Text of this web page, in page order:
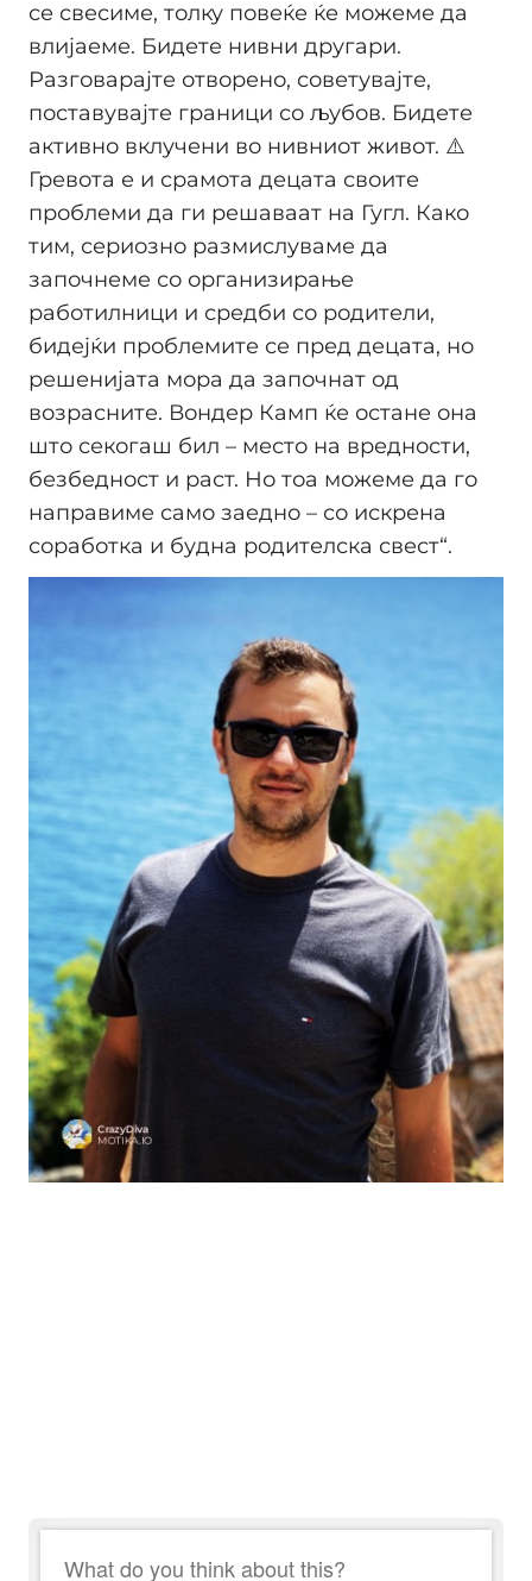
се свесиме, толку повеќе ќе можеме да
влијаеме. Бидете нивни другари.
Разговарајте отворено, советувајте,
поставувајте граници со љубов. Бидете
активно вклучени во нивниот живот. ⚠️
Гревота е и срамота децата своите
проблеми да ги решаваат на Гугл. Како
тим, сериозно размислуваме да
започнеме со организирање
работилници и средби со родители,
бидејќи проблемите се пред децата, но
решенијата мора да започнат од
возрасните. Вондер Камп ќе остане она
што секогаш бил – место на вредности,
безбедност и раст. Но тоа можеме да го
направиме само заедно – со искрена
соработка и будна родителска свест“.